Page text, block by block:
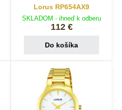
Lorus RP654AX9
SKLADOM - ihneď k odberu
112 €
Do košíka